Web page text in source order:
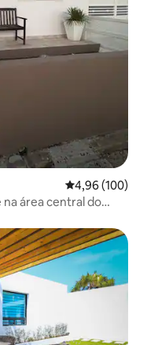
4,96 de uma
4,96 (100)
área central do